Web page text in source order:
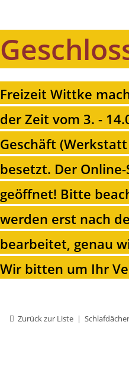
Freizeit Wittke
der Zeit vom 3. -
Geschäft
besetzt. Der
geöffnet! Bitte
werden erst nach
bearbeitet, genau
Wir bitten um Ihr
Zurück zur Liste Schlafdächer